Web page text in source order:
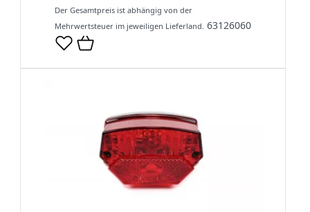
Der Gesamtpreis ist abhängig von der
Mehrwertsteuer im jeweiligen Lieferland. 63126060